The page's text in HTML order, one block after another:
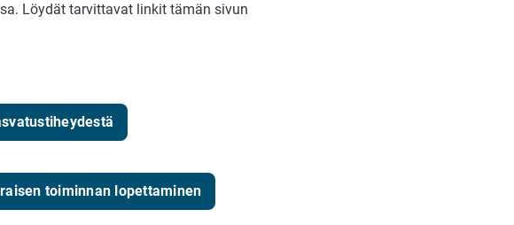
Löydät tarvittavat linkit tämän sivun
toiminnan lopettaminen